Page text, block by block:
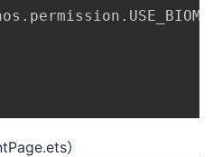
）